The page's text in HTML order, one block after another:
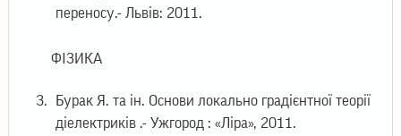
переносу.- Львів: 2011.
ФІЗИКА
Бурак Я. та ін. Основи локально градієнтної теорії
діелектриків .- Ужгород : «Ліра», 2011.